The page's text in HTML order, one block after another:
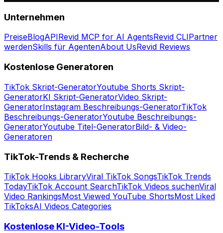
Unternehmen
PreiseBlogAPIRevid MCP for AI AgentsRevid CLIPartner
werdenSkills für AgentenAbout UsRevid Reviews
Kostenlose Generatoren
TikTok Skript-GeneratorYoutube Shorts Skript-
GeneratorKI Skript-GeneratorVideo Skript-
GeneratorInstagram Beschreibungs-GeneratorTikTok
Beschreibungs-GeneratorYoutube Beschreibungs-
GeneratorYoutube Titel-GeneratorBild- & Video-
Generatoren
TikTok-Trends & Recherche
TikTok Hooks LibraryViral TikTok SongsTikTok Trends
TodayTikTok Account SearchTikTok Videos suchenViral
Video RankingsMost Viewed YouTube ShortsMost Liked
TikToksAI Videos Categories
Kostenlose KI-Video-Tools